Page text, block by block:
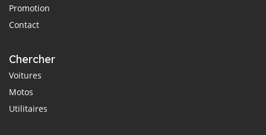
Promotion
Contact
Chercher
Voitures
Motos
Utilitaires